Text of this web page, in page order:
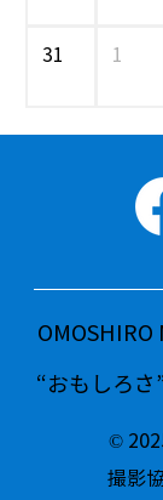
31 1
OMOSHIRO
“おもしろさ
©
撮影